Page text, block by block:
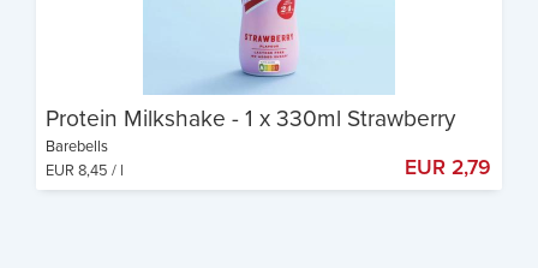
Protein Milkshake - 1 x 330ml Strawberry
Barebells
EUR 8,45 / l
EUR 2,79